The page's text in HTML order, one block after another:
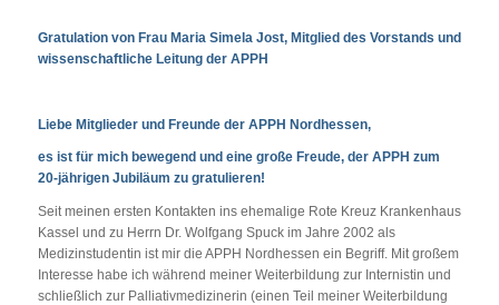
Gratulation von Frau Maria Simela Jost, Mitglied des Vorstands und
wissenschaftliche Leitung der APPH
Liebe Mitglieder und Freunde der APPH Nordhessen,
es ist für mich bewegend und eine große Freude, der APPH zum
20-jährigen Jubiläum zu gratulieren!
Seit meinen ersten Kontakten ins ehemalige Rote Kreuz Krankenhaus
Kassel und zu Herrn Dr. Wolfgang Spuck im Jahre 2002 als
Medizinstudentin ist mir die APPH Nordhessen ein Begriff. Mit großem
Interesse habe ich während meiner Weiterbildung zur Internistin und
schließlich zur Palliativmedizinerin (einen Teil meiner Weiterbildung